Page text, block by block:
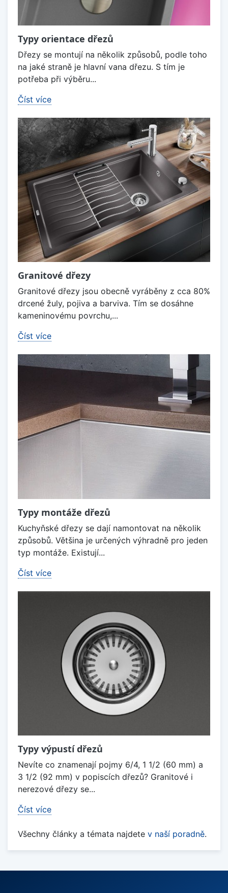
Typy orientace dřezů
Dřezy se montují na několik způsobů, podle toho
na jaké straně je hlavní vana dřezu. S tím je
potřeba při výběru...
Číst více
Granitové dřezy
Granitové dřezy jsou obecně vyráběny z cca 80%
drcené žuly, pojiva a barviva. Tím se dosáhne
kameninovému povrchu,...
Číst více
Typy montáže dřezů
Kuchyňské dřezy se dají namontovat na několik
způsobů. Většina je určených výhradně pro jeden
typ montáže. Existují...
Číst více
Typy výpustí dřezů
Nevíte co znamenají pojmy 6/4, 1 1/2 (60 mm) a
3 1/2 (92 mm) v popiscích dřezů? Granitové i
nerezové dřezy se...
Číst více
Všechny články a témata najdete v naší poradně.